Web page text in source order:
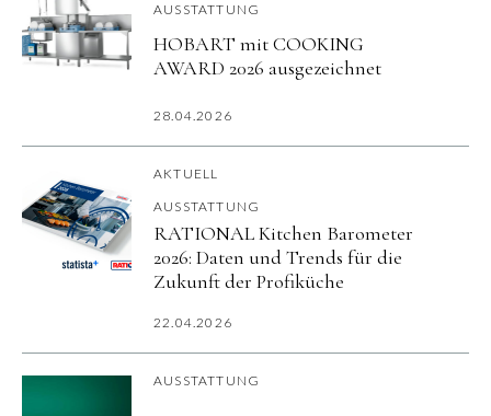
AUSSTATTUNG
HOBART mit COOKING
AWARD 2026 ausgezeichnet
28.04.2026
AKTUELL
AUSSTATTUNG
RATIONAL Kitchen Barometer
2026: Daten und Trends für die
Zukunft der Profiküche
22.04.2026
AUSSTATTUNG